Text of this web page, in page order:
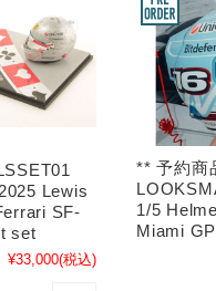
Lewis
SF-
set
¥33,000(税込)
** 予約商
1/5
Miami